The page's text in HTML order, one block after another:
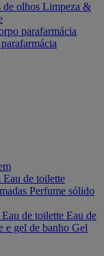
de olhos Limpeza &
parafarmácia
Eau de toilette
Perfume sólido
Eau de toilette Eau de
e gel de banho Gel